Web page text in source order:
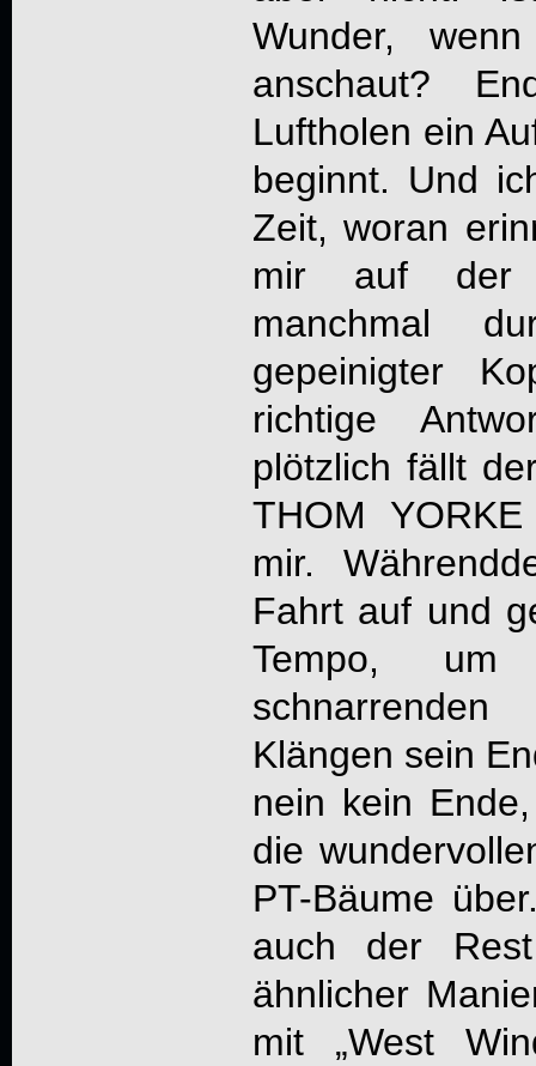
Wunder,
anschaut?
Luftholen ein
beginnt. Und
Zeit, woran
mir auf der
manchmal
gepeinigter
richtige
plötzlich fällt
THOM
mir.
Fahrt auf und
Tempo,
Klängen sein
nein kein
die
PT-Bäume
auch der
ähnlicher
mit „West